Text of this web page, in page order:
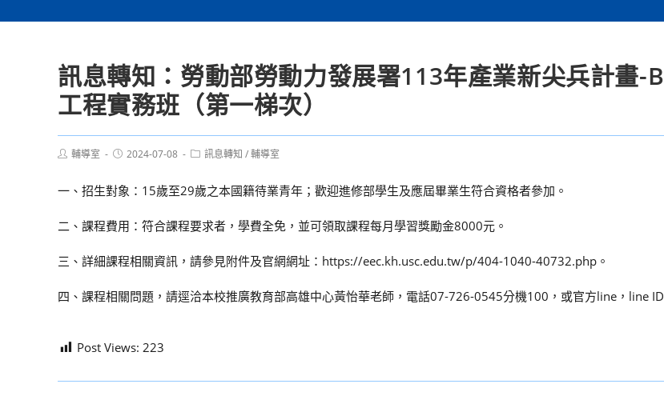
訊息轉知：勞動部勞動力發展署113年產業新尖兵計畫-
工程實務班（第一梯次）
Post輔導室
Post2024-07-08
Post訊息轉知 /輔導室
一、招生對象：15歲至29歲之本國籍待業青年；歡迎進修部學生及應屆畢業生符合資格者參加。
二、課程費用：符合課程要求者，學費全免，並可領取課程每月學習獎勵金8000元。
三、詳細課程相關資訊，請參見附件及官網網址：https://eec.kh.usc.edu.tw/p/404-1040-40732.php。
四、課程相關問題，請逕洽本校推廣教育部高雄中心黃怡華老師，電話07-726-0545分機100，或官方line，line
Post Views: 223